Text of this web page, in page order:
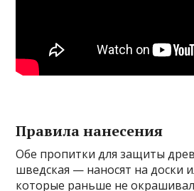
Правила нанесения
Обе пропитки для защиты
шведская — наносят на доски
которые раньше не